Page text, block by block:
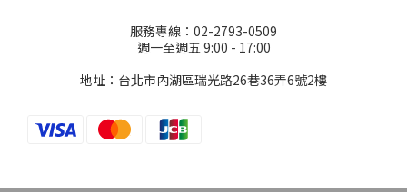
服務專線：02-2793-0509
週一至週五 9:00 - 17:00
地址：台北市內湖區瑞光路26巷36弄6號2樓